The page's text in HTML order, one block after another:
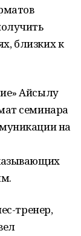
близких к
Айсылу
семинара
на
тренер,